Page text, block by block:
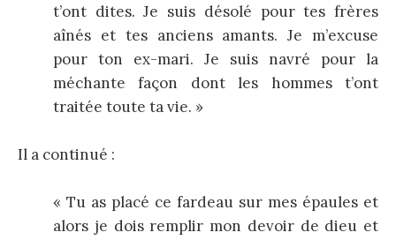
t’ont dites. Je suis désolé pour tes frères
aînés et tes anciens amants. Je m’excuse
pour ton ex-mari. Je suis navré pour la
méchante façon dont les hommes t’ont
traitée toute ta vie. »
Il a continué :
« Tu as placé ce fardeau sur mes épaules et
alors je dois remplir mon devoir de dieu et